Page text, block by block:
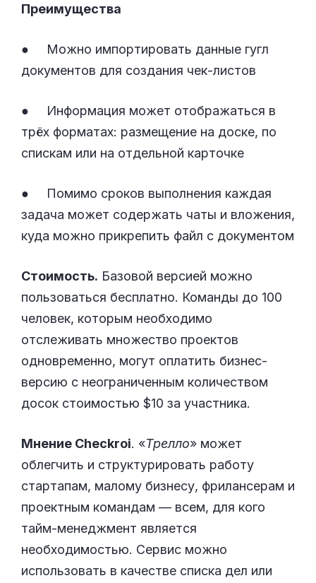
Преимущества
● Можно импортировать данные гугл
документов для создания чек-листов
● Информация может отображаться в
трёх форматах: размещение на доске, по
спискам или на отдельной карточке
● Помимо сроков выполнения каждая
задача может содержать чаты и вложения,
куда можно прикрепить файл с документом
Стоимость. Базовой версией можно
пользоваться бесплатно. Команды до 100
человек, которым необходимо
отслеживать множество проектов
одновременно, могут оплатить бизнес-
версию с неограниченным количеством
досок стоимостью $10 за участника.
Мнение Checkroi. «Трелло» может
облегчить и структурировать работу
стартапам, малому бизнесу, фрилансерам и
проектным командам — всем, для кого
тайм-менеджмент является
необходимостью. Сервис можно
использовать в качестве списка дел или